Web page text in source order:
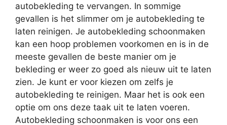
autobekleding te vervangen. In sommige
gevallen is het slimmer om je autobekleding te
laten reinigen. Je autobekleding schoonmaken
kan een hoop problemen voorkomen en is in de
meeste gevallen de beste manier om je
bekleding er weer zo goed als nieuw uit te laten
zien. Je kunt er voor kiezen om zelfs je
autobekleding te reinigen. Maar het is ook een
optie om ons deze taak uit te laten voeren.
Autobekleding schoonmaken is voor ons een